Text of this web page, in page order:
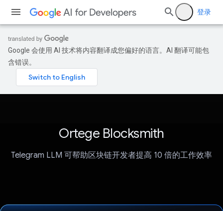
登录
Google 会使用 AI 技术将内容翻译成您偏好的语言。AI 翻译可能包
含错误。
Ortege Blocksmith
Telegram LLM 可帮助区块链开发者提高 10 倍的工作效率